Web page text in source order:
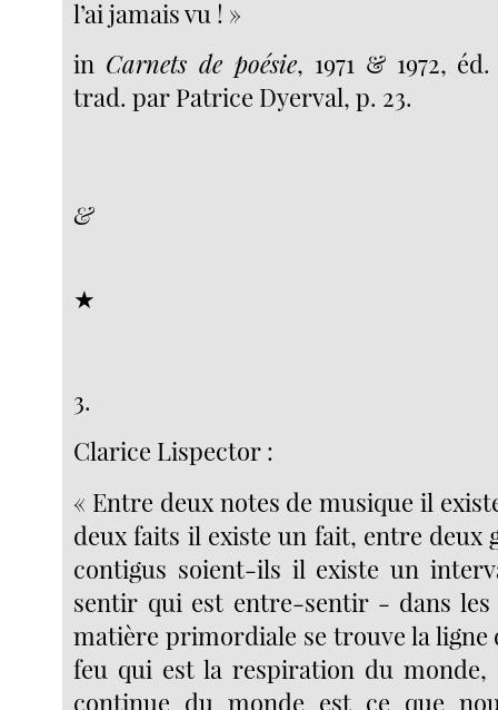
l’ai jamais vu ! »
in Carnets de poésie, 1971 & 1972,
trad. par Patrice Dyerval, p. 23.
&
★
3.
Clarice Lispector :
« Entre deux notes de musique il
deux faits il existe un fait, entre deux
contigus soient-ils il existe un
sentir qui est entre-sentir - dans les
matière primordiale se trouve la ligne
feu qui est la respiration du
continue du monde est ce que